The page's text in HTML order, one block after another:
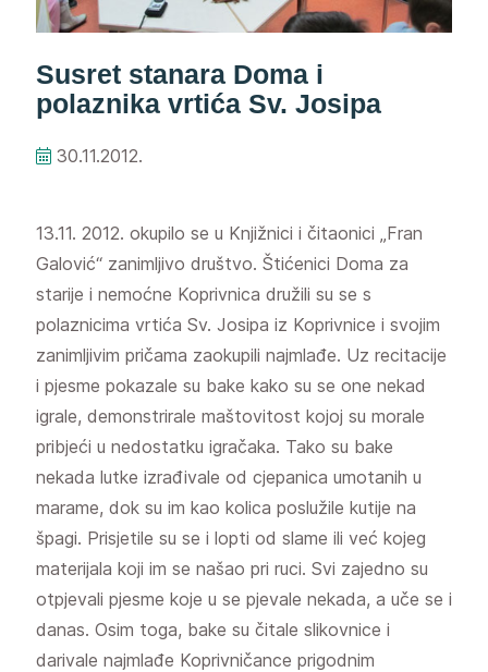
Susret stanara Doma i
polaznika vrtića Sv. Josipa
30.11.2012.
13.11. 2012. okupilo se u Knjižnici i čitaonici „Fran
Galović“ zanimljivo društvo. Štićenici Doma za
starije i nemoćne Koprivnica družili su se s
polaznicima vrtića Sv. Josipa iz Koprivnice i svojim
zanimljivim pričama zaokupili najmlađe. Uz recitacije
i pjesme pokazale su bake kako su se one nekad
igrale, demonstrirale maštovitost kojoj su morale
pribjeći u nedostatku igračaka. Tako su bake
nekada lutke izrađivale od cjepanica umotanih u
marame, dok su im kao kolica poslužile kutije na
špagi. Prisjetile su se i lopti od slame ili već kojeg
materijala koji im se našao pri ruci. Svi zajedno su
otpjevali pjesme koje u se pjevale nekada, a uče se i
danas. Osim toga, bake su čitale slikovnice i
darivale najmlađe Koprivničance prigodnim